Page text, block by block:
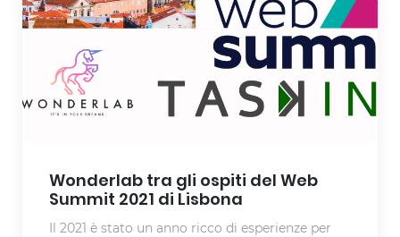
Wonderlab tra gli ospiti del Web
Summit 2021 di Lisbona
Il 2021 è stato un anno ricco di esperienze per